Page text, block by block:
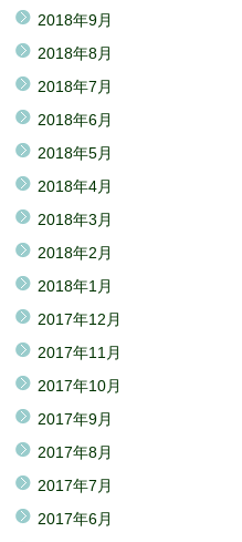
2018年9月
2018年8月
2018年7月
2018年6月
2018年5月
2018年4月
2018年3月
2018年2月
2018年1月
2017年12月
2017年11月
2017年10月
2017年9月
2017年8月
2017年7月
2017年6月